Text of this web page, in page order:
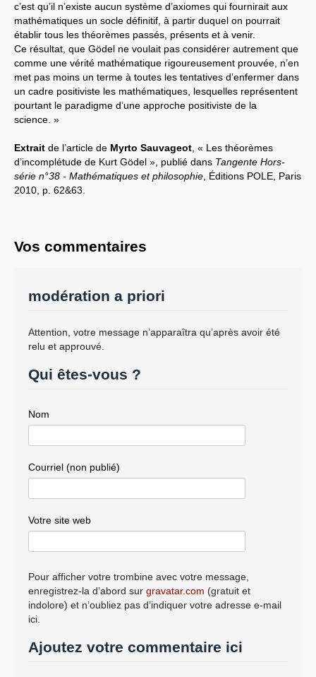
c’est qu’il n’existe aucun système d’axiomes qui fournirait aux
mathématiques un socle définitif, à partir duquel on pourrait
établir tous les théorèmes passés, présents et à venir.
Ce résultat, que Gödel ne voulait pas considérer autrement que
comme une vérité mathématique rigoureusement prouvée, n’en
met pas moins un terme à toutes les tentatives d’enfermer dans
un cadre positiviste les mathématiques, lesquelles représentent
pourtant le paradigme d’une approche positiviste de la
science. »
Extrait de l’article de Myrto Sauvageot, « Les théorèmes
d’incomplétude de Kurt Gödel », publié dans Tangente Hors-
série n°38 - Mathématiques et philosophie, Éditions POLE, Paris
2010, p. 62&63.
Vos commentaires
modération a priori
Attention, votre message n’apparaîtra qu’après avoir été
relu et approuvé.
Qui êtes-vous ?
Nom
Courriel (non publié)
Votre site web
Pour afficher votre trombine avec votre message,
enregistrez-la d’abord sur gravatar.com (gratuit et
indolore) et n’oubliez pas d’indiquer votre adresse e-mail
ici.
Ajoutez votre commentaire ici